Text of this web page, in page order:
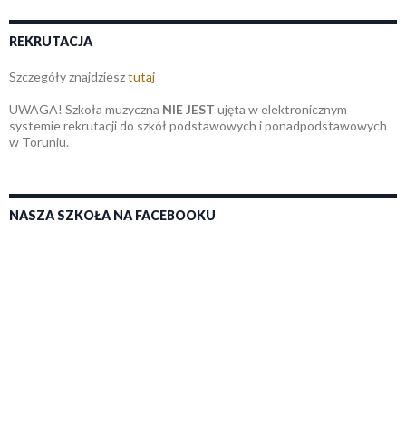
REKRUTACJA
Szczegóły znajdziesztutaj
UWAGA! Szkoła muzyczna NIE JEST ujęta w elektronicznym
systemie rekrutacji do szkół podstawowych i ponadpodstawowych
w Toruniu.
NASZA SZKOŁA NA FACEBOOKU